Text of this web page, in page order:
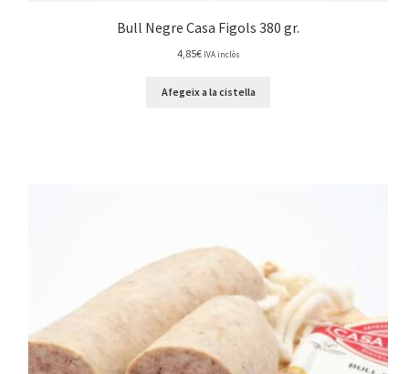
Bull Negre Casa Figols 380 gr.
4,85€ IVA inclòs
Afegeix a la cistella